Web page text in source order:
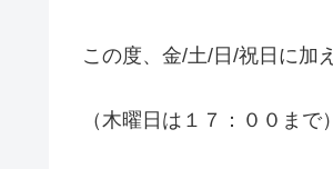
この度、金/土/日/祝日に加え
（木曜日は１７：００まで）